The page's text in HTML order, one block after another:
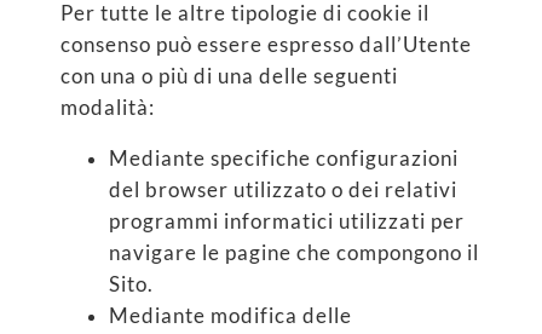
Per tutte le altre tipologie di cookie il
consenso può essere espresso dall’Utente
con una o più di una delle seguenti
modalità:
Mediante specifiche configurazioni
del browser utilizzato o dei relativi
programmi informatici utilizzati per
navigare le pagine che compongono il
Sito.
Mediante modifica delle